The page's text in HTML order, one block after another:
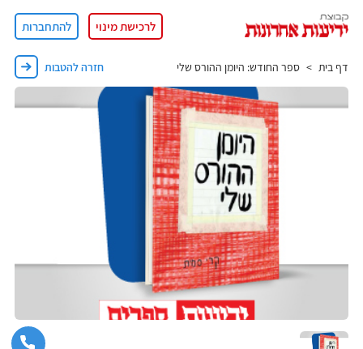
לרכישת מינוי להתחברות
דף בית ספר החודש: היומן ההורס שלי חזרה להטבות